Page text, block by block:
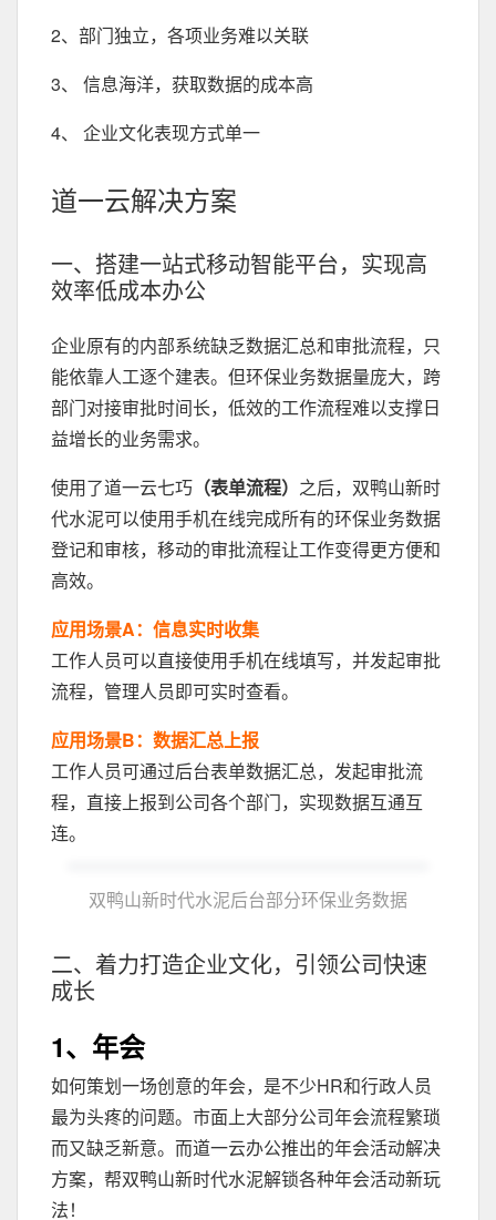
2、部门独立，各项业务难以关联
3、 信息海洋，获取数据的成本高
4、 企业文化表现方式单一
道一云解决方案
一、搭建一站式移动智能平台，实现高
效率低成本办公
企业原有的内部系统缺乏数据汇总和审批流程，只
能依靠人工逐个建表。但环保业务数据量庞大，跨
部门对接审批时间长，低效的工作流程难以支撑日
益增长的业务需求。
使用了道一云七巧 （表单流程） 之后，双鸭山新时
代水泥可以使用手机在线完成所有的环保业务数据
登记和审核，移动的审批流程让工作变得更方便和
高效。
应用场景A：信息实时收集
工作人员可以直接使用手机在线填写，并发起审批
流程，管理人员即可实时查看。
应用场景B：数据汇总上报
工作人员可通过后台表单数据汇总，发起审批流
程，直接上报到公司各个部门，实现数据互通互
连。
双鸭山新时代水泥后台部分环保业务数据
二、着力打造企业文化，引领公司快速
成长
1、年会
如何策划一场创意的年会，是不少HR和行政人员
最为头疼的问题。市面上大部分公司年会流程繁琐
而又缺乏新意。而道一云办公推出的年会活动解决
方案，帮双鸭山新时代水泥解锁各种年会活动新玩
法！